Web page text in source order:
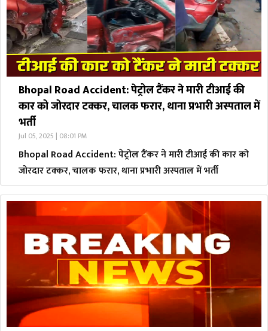
Bhopal Road Accident: पेट्रोल टैंकर ने मारी टीआई की
कार को जोरदार टक्कर, चालक फरार, थाना प्रभारी अस्पताल में
भर्ती
Jul 05, 2025 | 08:01 PM
Bhopal Road Accident: पेट्रोल टैंकर ने मारी टीआई की कार को
जोरदार टक्कर, चालक फरार, थाना प्रभारी अस्पताल में भर्ती